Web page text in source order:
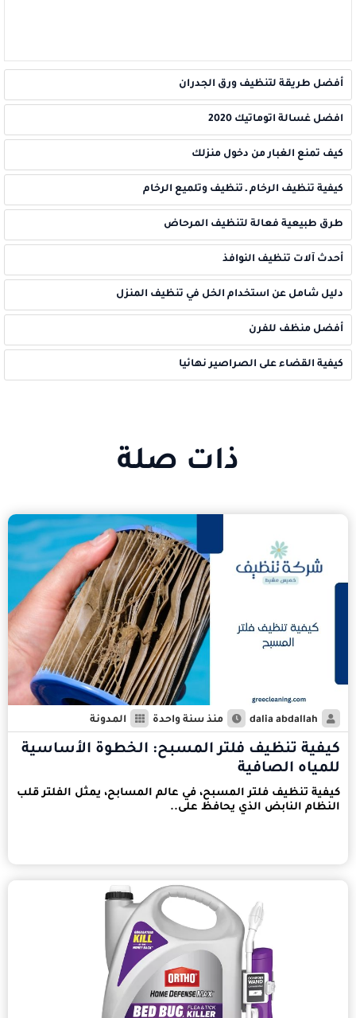
أفضل طريقة لتنظيف ورق الجدران
افضل غسالة اتوماتيك 2020
كيف تمنع الغبار من دخول منزلك
كيفية تنظيف الرخام ـ تنظيف وتلميع الرخام
طرق طبيعية فعالة لتنظيف المرحاض
أحدث آلات تنظيف النوافذ
دليل شامل عن استخدام الخل في تنظيف المنزل
أفضل منظف للفرن
كيفية القضاء على الصراصير نهائيا
ذات صلة
dalia abdallah منذ سنة واحدة المدونة
كيفية تنظيف فلتر المسبح: الخطوة الأساسية
للمياه الصافية
كيفية تنظيف فلتر المسبح، في عالم المسابح، يمثل الفلتر قلب
النظام النابض الذي يحافظ على..